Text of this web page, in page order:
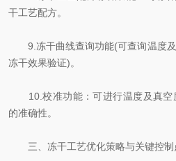
干工艺配方。
9.冻干曲线查询功能(可查询温度及
冻干效果验证)。
10.校准功能：可进行温度及真空
的准确性。
三、冻干工艺优化策略与关键控制